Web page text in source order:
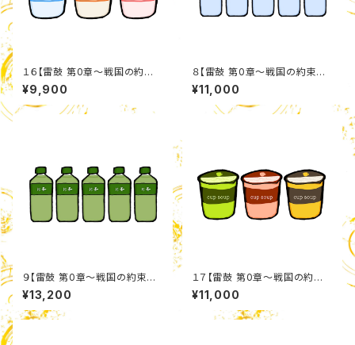
１６【雷鼓 第0章〜戦国の約
束〜】 カップ麺詰め合わせセット
¥9,900
８【雷鼓 第0章〜戦国の約束〜】
ミネラルウォーターセット
¥11,000
９【雷鼓 第0章〜戦国の約束〜】
お茶セット
¥13,200
１７【雷鼓 第0章〜戦国の約
束〜】 カップスープ詰め合わせ
セット
¥11,000